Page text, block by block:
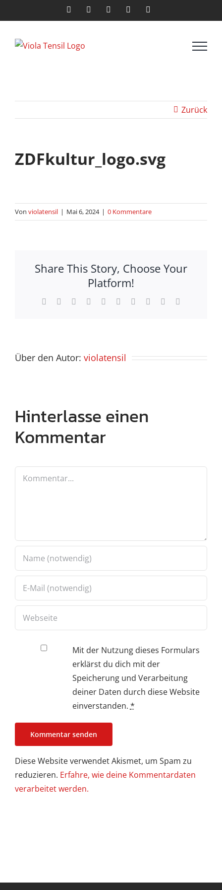
Inhalt
Facebook InstagramLinkedIn
Zurück
ZDFkultur_logo.svg
Von violatensil | Mai 6, 2024 | 0 Kommentare
Share This Story, Choose Your
Platform!
Facebook Reddit LinkedInWhatsApp
TumblrPinterest Xing
Über den Autor: violatensil
Hinterlasse einen
Kommentar
Kommentar
Mit der Nutzung dieses Formulars
erklärst du dich mit der
Speicherung und Verarbeitung
deiner Daten durch diese Website
einverstanden.*
Diese Website verwendet Akismet, um Spam zu
reduzieren. Erfahre, wie deine Kommentardaten
verarbeitet werden.